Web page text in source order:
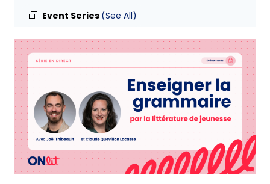
Event Series (See All)